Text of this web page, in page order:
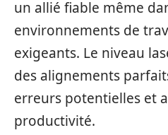
un allié fiable même
environnements de
exigeants. Le niveau
des alignements
erreurs potentielles et
productivité.